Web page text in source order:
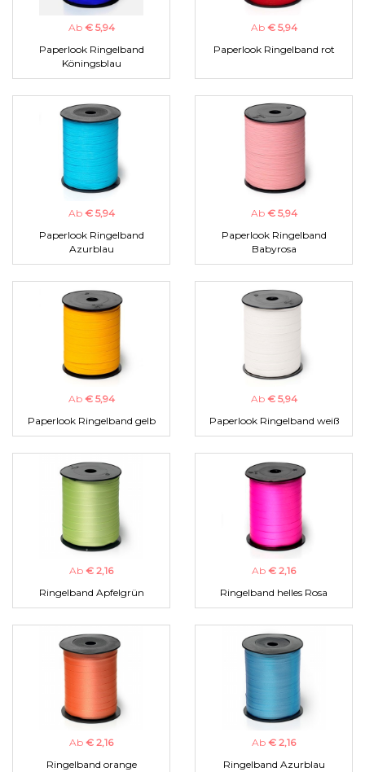
Ab € 5,94
Paperlook Ringelband
Köningsblau
Ab € 5,94
Paperlook Ringelband rot
Ab € 5,94
Paperlook Ringelband
Azurblau
Ab € 5,94
Paperlook Ringelband
Babyrosa
Ab € 5,94
Paperlook Ringelband gelb
Ab € 5,94
Paperlook Ringelband weiß
Ab € 2,16
Ringelband Apfelgrün
Ab € 2,16
Ringelband helles Rosa
Ab € 2,16
Ringelband orange
Ab € 2,16
Ringelband Azurblau